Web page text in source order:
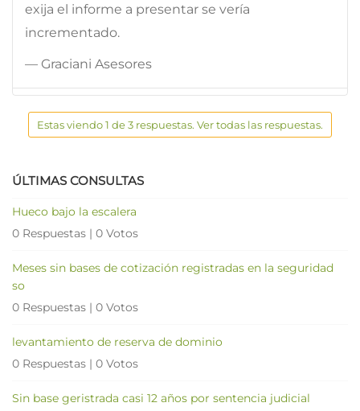
exija el informe a presentar se vería
incrementado.
— Graciani Asesores
Estas viendo 1 de 3 respuestas. Ver todas las respuestas.
ÚLTIMAS CONSULTAS
Hueco bajo la escalera
0 Respuestas | 0 Votos
Meses sin bases de cotización registradas en la seguridad
so
0 Respuestas | 0 Votos
levantamiento de reserva de dominio
0 Respuestas | 0 Votos
Sin base geristrada casi 12 años por sentencia judicial